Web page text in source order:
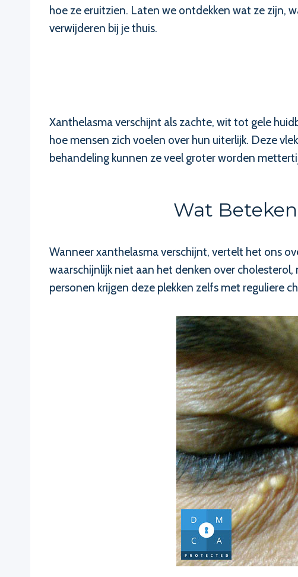
hoe ze eruitzien. Laten we ontdekken wat ze zijn,
verwijderen bij je thuis.
Xanthelasma verschijnt als zachte, wit tot gele
hoe mensen zich voelen over hun uiterlijk. Deze
behandeling kunnen ze veel groter worden
Wat
Wanneer xanthelasma verschijnt, vertelt het ons
waarschijnlijk niet aan het denken over
personen krijgen deze plekken zelfs met reguliere